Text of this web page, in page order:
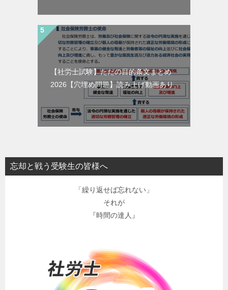
【社労士試験】ただの目的条文まとめ
2026【穴埋め問題】読み上げ動画あり。
忘却と戦う受験生の皆様へ
「繰り返せば忘れない」
それが
『時間の達人』